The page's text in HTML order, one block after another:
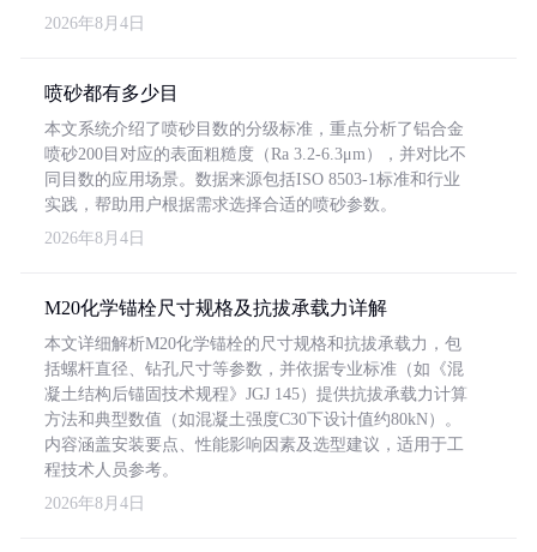
2026年8月4日
喷砂都有多少目
本文系统介绍了喷砂目数的分级标准，重点分析了铝合金
喷砂200目对应的表面粗糙度（Ra 3.2-6.3μm），并对比不
同目数的应用场景。数据来源包括ISO 8503-1标准和行业
实践，帮助用户根据需求选择合适的喷砂参数。
2026年8月4日
M20化学锚栓尺寸规格及抗拔承载力详解
本文详细解析M20化学锚栓的尺寸规格和抗拔承载力，包
括螺杆直径、钻孔尺寸等参数，并依据专业标准（如《混
凝土结构后锚固技术规程》JGJ 145）提供抗拔承载力计算
方法和典型数值（如混凝土强度C30下设计值约80kN）。
内容涵盖安装要点、性能影响因素及选型建议，适用于工
程技术人员参考。
2026年8月4日